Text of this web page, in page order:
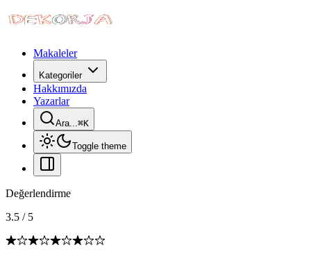
Makaleler
Kategoriler
Hakkımızda
Yazarlar
Ara...⌘K
Toggle theme
Değerlendirme
3.5 / 5